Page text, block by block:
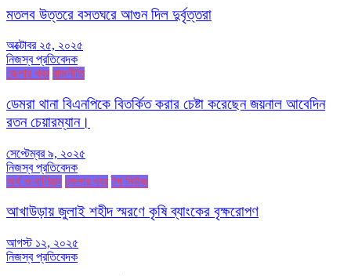
মতলব উত্তরে বসতঘরে আগুন দিল দুর্বৃত্তরা
অক্টোবর ২৫, ২০২৫
নিজস্ব প্রতিবেদক
জেলার খবর রাজনীতি
ডেমরা থানা বিএনপিকে বিতর্কিত করার চেষ্টা করেছেন জয়নাল আবেদিন
রতন চেয়ারম্যান।
সেপ্টেম্বর ৯, ২০২৫
নিজস্ব প্রতিবেদক
অর্থ ও বাণিজ্য জেলার খবর টপ নিউজ
আখাউড়ায় জুলাই শহীদ স্মরণে কৃষি ব্যাংকের বৃক্ষরোপণ
আগস্ট ১২, ২০২৫
নিজস্ব প্রতিবেদক